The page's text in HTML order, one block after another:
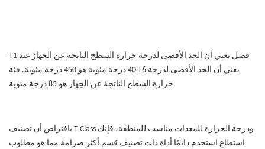
T1 فصل يعني أن الحد الأقصى لدرجة حرارة السطح الناتجة عن الجهاز عند
40 درجة مئوية هو 450 درجة مئوية. فئة T6 يعني أن الحد الأقصى لدرجة
حرارة السطح الناتجة عن الجهاز هو 85 درجة مئوية.
بافتراض أن تصنيف T Class ودرجة الحرارة للمعدات مناسب للمنطقة، فإنك
استطاع استخدم دائمًا أداة ذات تصنيف قسم أكثر صرامة مما هو مطلوب